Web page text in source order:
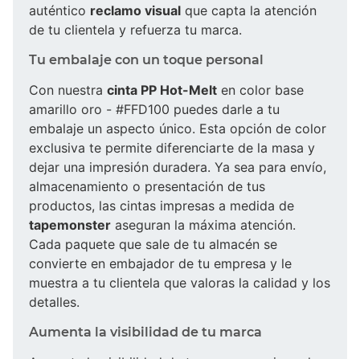
auténtico reclamo visual que capta la atención
de tu clientela y refuerza tu marca.
Tu embalaje con un toque personal
Con nuestra cinta PP Hot-Melt en color base
amarillo oro - #FFD100 puedes darle a tu
embalaje un aspecto único. Esta opción de color
exclusiva te permite diferenciarte de la masa y
dejar una impresión duradera. Ya sea para envío,
almacenamiento o presentación de tus
productos, las cintas impresas a medida de
tapemonster aseguran la máxima atención.
Cada paquete que sale de tu almacén se
convierte en embajador de tu empresa y le
muestra a tu clientela que valoras la calidad y los
detalles.
Aumenta la visibilidad de tu marca